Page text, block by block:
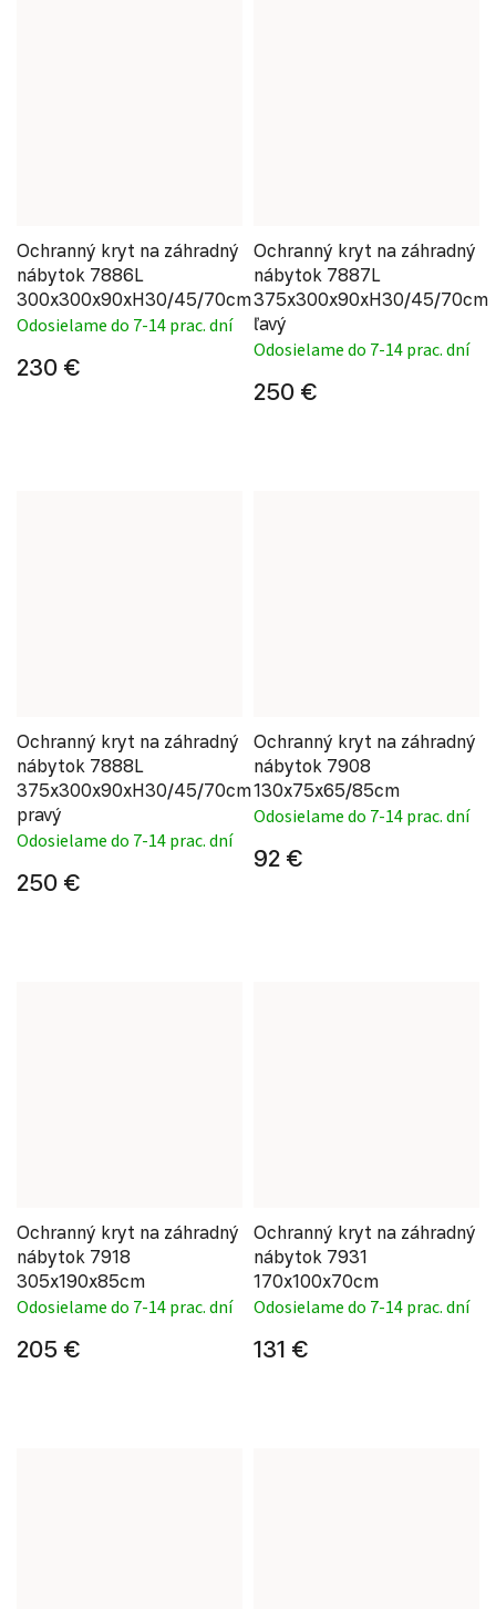
Ochranný kryt na záhradný
nábytok 7886L
300x300x90xH30/45/70cm
Odosielame do 7-14 prac. dní
230 €
Ochranný kryt na záhradný
nábytok 7887L
375x300x90xH30/45/70cm
ľavý
Odosielame do 7-14 prac. dní
250 €
Ochranný kryt na záhradný
nábytok 7888L
375x300x90xH30/45/70cm
pravý
Odosielame do 7-14 prac. dní
250 €
Ochranný kryt na záhradný
nábytok 7908
130x75x65/85cm
Odosielame do 7-14 prac. dní
92 €
Ochranný kryt na záhradný
nábytok 7918
305x190x85cm
Odosielame do 7-14 prac. dní
205 €
Ochranný kryt na záhradný
nábytok 7931
170x100x70cm
Odosielame do 7-14 prac. dní
131 €